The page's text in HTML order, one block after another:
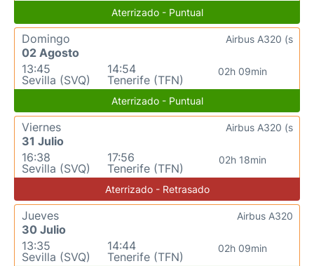
Aterrizado - Puntual
Domingo
02 Agosto
13:45
Sevilla (SVQ)
14:54
Tenerife (TFN)
02h 09min
Airbus A320 (s
Aterrizado - Puntual
Viernes
31 Julio
16:38
Sevilla (SVQ)
17:56
Tenerife (TFN)
02h 18min
Airbus A320 (s
Aterrizado - Retrasado
Jueves
30 Julio
13:35
Sevilla (SVQ)
14:44
Tenerife (TFN)
02h 09min
Airbus A320